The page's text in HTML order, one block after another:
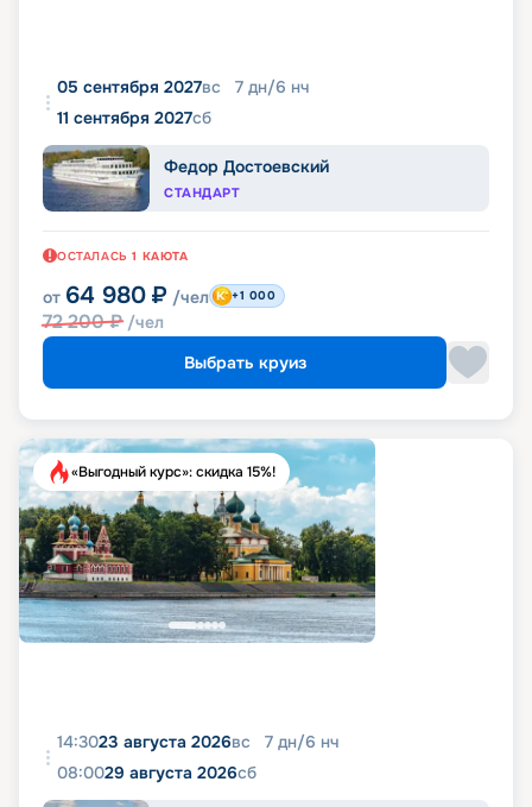
05 сентября 2027вс 7 дн/6 нч
11 сентября 2027сб
Федор Достоевский
СТАНДАРТ
ОСТАЛАСЬ 1 КАЮТА
от 64 980 ₽ /чел
72 200₽ /чел
+1 000
Выбрать круиз
«Выгодный курс»: скидка 15%!
14:3023 августа 2026вс 7 дн/6 нч
08:0029 августа 2026сб